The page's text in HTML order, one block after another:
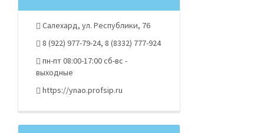
Салехард, ул. Республики, 76
8 (922) 977-79-24, 8 (8332) 777-924
пн-пт 08:00-17:00 сб-вс -
выходные
https://ynao.profsip.ru